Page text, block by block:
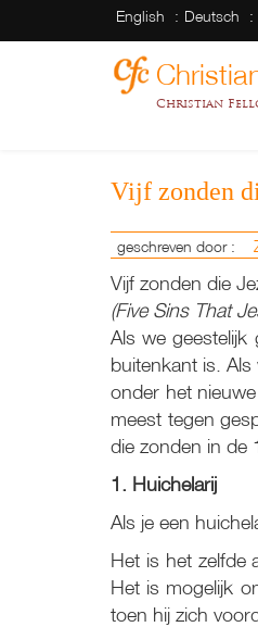
English Deutsch
Christian
Vijf zonden
geschreven door :
Vijf zonden die
(Five Sins That
Als we
buitenkant is.
onder het
meest tegen
die zonden in de
1. Huichelarij
Als je een
Het is het zelfde
Het is mogelijk
toen hij zich